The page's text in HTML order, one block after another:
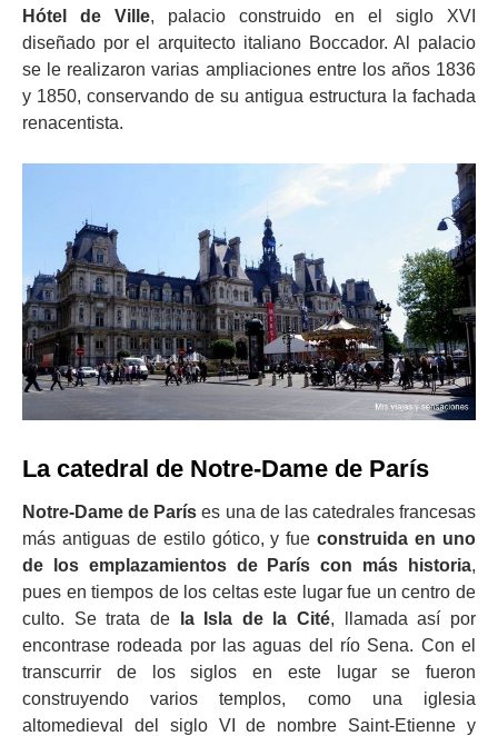
Hótel de Ville, palacio construido en el siglo XVI
diseñado por el arquitecto italiano Boccador. Al palacio
se le realizaron varias ampliaciones entre los años 1836
y 1850, conservando de su antigua estructura la fachada
renacentista.
La catedral de Notre-Dame de París
Notre-Dame de París es una de las catedrales francesas
más antiguas de estilo gótico, y fueconstruida en uno
de los emplazamientos de París con más historia,
pues en tiempos de los celtas este lugar fue un centro de
culto. Se trata de
la Isla de la Cité, llamada así por
encontrase rodeada por las aguas del río Sena. Con el
transcurrir de los siglos en este lugar se fueron
construyendo varios templos, como una iglesia
altomedieval del siglo VI de nombre Saint-Etienne y